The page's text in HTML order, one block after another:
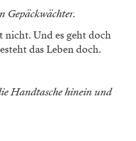
Gepäckwächter.
Und es geht doch
das Leben doch.
Handtasche hinein und